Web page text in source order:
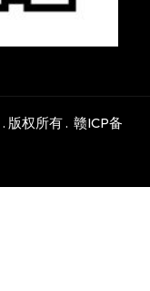
. 版权所有 . 赣ICP备